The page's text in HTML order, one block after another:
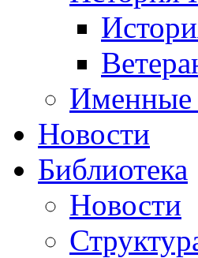
Именные
Новости
Библиотека
Новости